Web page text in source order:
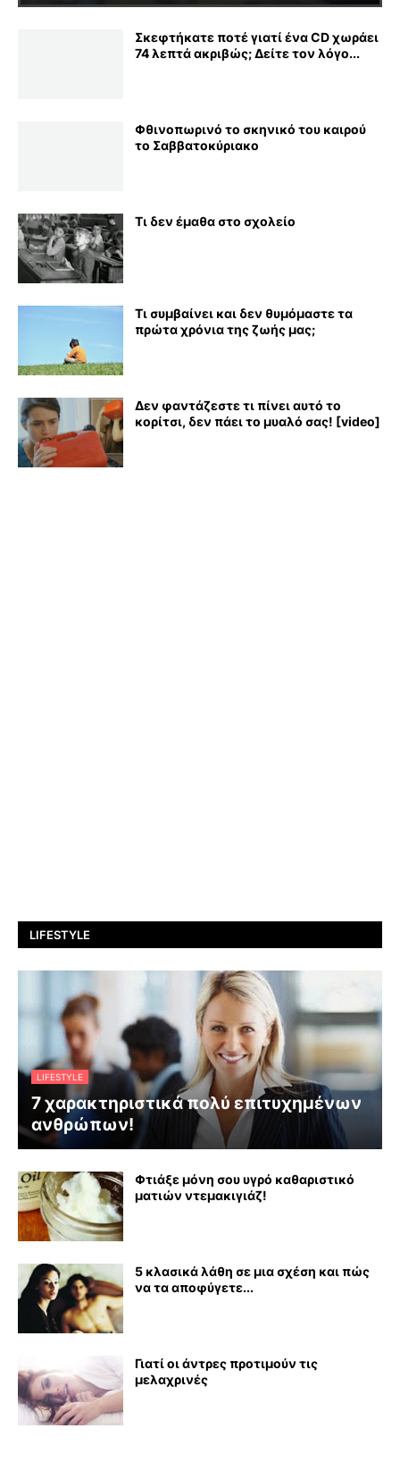
Σκεφτήκατε ποτέ γιατί ένα CD χωράει
74 λεπτά ακριβώς; Δείτε τον λόγο...
Φθινοπωρινό το σκηνικό του καιρού
το Σαββατοκύριακο
Τι δεν έμαθα στο σχολείο
Τι συμβαίνει και δεν θυμόμαστε τα
πρώτα χρόνια της ζωής μας;
Δεν φαντάζεστε τι πίνει αυτό το
κορίτσι, δεν πάει το μυαλό σας! [video]
LIFESTYLE
LIFESTYLE
7 χαρακτηριστικά πολύ επιτυχημένων
ανθρώπων!
Φτιάξε μόνη σου υγρό καθαριστικό
ματιών ντεμακιγιάζ!
5 κλασικά λάθη σε μια σχέση και πώς
να τα αποφύγετε...
Γιατί οι άντρες προτιμούν τις
μελαχρινές